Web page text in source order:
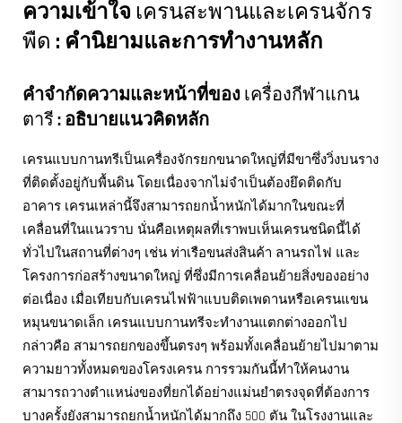
ความเข้าใจ เครนสะพานและเครนจักร
พืด : คำนิยามและการทำงานหลัก
คำจำกัดความและหน้าที่ของเครื่องกีฬาแกน
ตารี: อธิบายแนวคิดหลัก
เครนแบบกานทรีเป็นเครื่องจักรยกขนาดใหญ่ที่มีขาซึ่งวิ่งบนราง
ที่ติดตั้งอยู่กับพื้นดิน โดยเนื่องจากไม่จำเป็นต้องยึดติดกับ
อาคาร เครนเหล่านี้จึงสามารถยกน้ำหนักได้มากในขณะที่
เคลื่อนที่ในแนวราบ นั่นคือเหตุผลที่เราพบเห็นเครนชนิดนี้ได้
ทั่วไปในสถานที่ต่างๆ เช่น ท่าเรือขนส่งสินค้า ลานรถไฟ และ
โครงการก่อสร้างขนาดใหญ่ ที่ซึ่งมีการเคลื่อนย้ายสิ่งของอย่าง
ต่อเนื่อง เมื่อเทียบกับเครนไฟฟ้าแบบติดเพดานหรือเครนแขน
หมุนขนาดเล็ก เครนแบบกานทรีจะทำงานแตกต่างออกไป
กล่าวคือ สามารถยกของขึ้นตรงๆ พร้อมทั้งเคลื่อนย้ายไปมาตาม
ความยาวทั้งหมดของโครงเครน การรวมกันนี้ทำให้คนงาน
สามารถวางตำแหน่งของที่ยกได้อย่างแม่นยำตรงจุดที่ต้องการ
บางครั้งยังสามารถยกน้ำหนักได้มากถึง 500 ตัน ในโรงงานและ